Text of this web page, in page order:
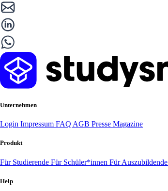
Unternehmen
Login Impressum FAQ AGB Presse Magazine
Produkt
Für Studierende Für Schüler*innen Für Auszubildende
Help